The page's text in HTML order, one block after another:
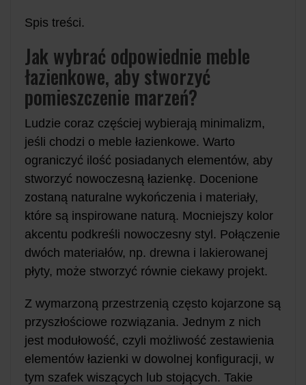
Spis treści.
Jak wybrać odpowiednie meble
łazienkowe, aby stworzyć
pomieszczenie marzeń?
Ludzie coraz częściej wybierają minimalizm,
jeśli chodzi o meble łazienkowe. Warto
ograniczyć ilość posiadanych elementów, aby
stworzyć nowoczesną łazienkę. Docenione
zostaną naturalne wykończenia i materiały,
które są inspirowane naturą. Mocniejszy kolor
akcentu podkreśli nowoczesny styl. Połączenie
dwóch materiałów, np. drewna i lakierowanej
płyty, może stworzyć równie ciekawy projekt.
Z wymarzoną przestrzenią często kojarzone są
przyszłościowe rozwiązania. Jednym z nich
jest modułowość, czyli możliwość zestawienia
elementów łazienki w dowolnej konfiguracji, w
tym szafek wiszących lub stojących. Takie